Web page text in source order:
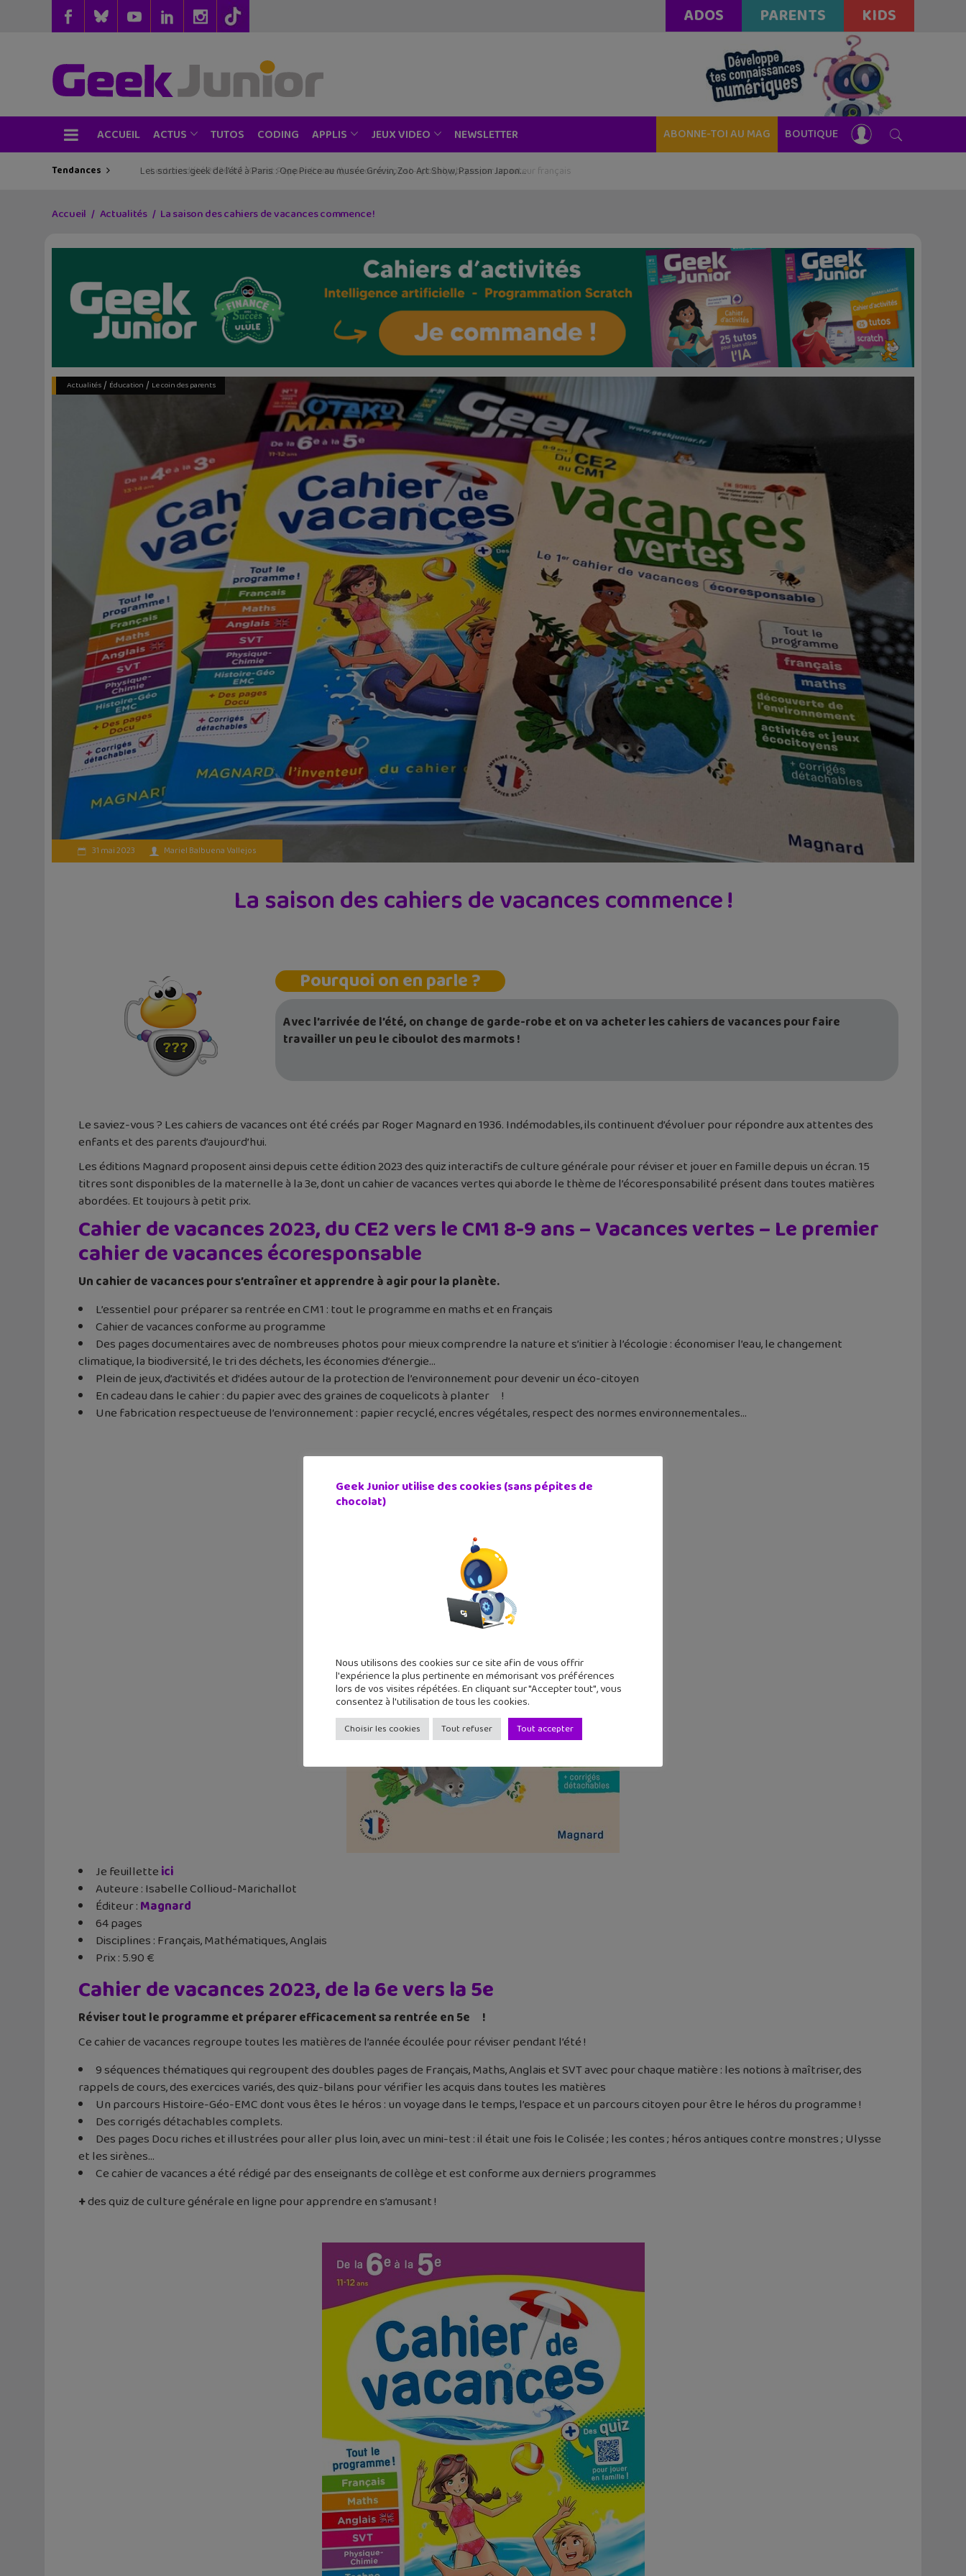
ADOS PARENTS KIDS
ACCUEIL ACTUS TUTOS CODING APPLIS JEUX VIDEO NEWSLETTER ABONNE-TOI AU MAG BOUTIQUE
Tendances Les sorties geek de l’été à Paris : One Piece au musée Grévin, Zoo Art Show, Passion Japon…
Accueil Actualités La saison des cahiers de vacances commence !
Actualités/ Éducation / Le coin des parents
31 mai 2023 Mariel Balbuena Vallejos
La saison des cahiers de vacances commence !
Pourquoi on en parle ?
Avec l’arrivée de l’été, on change de garde-robe et on va acheter les cahiers de vacances pour faire
travailler un peu le ciboulot des marmots !
Le saviez-vous ? Les cahiers de vacances ont été créés par Roger Magnard en 1936. Indémodables, ils continuent d’évoluer pour répondre aux attentes des
enfants et des parents d’aujourd’hui.
Les éditions Magnard proposent ainsi depuis cette édition 2023 des quiz interactifs de culture générale pour réviser et jouer en famille depuis un écran. 15
titres sont disponibles de la maternelle à la 3e, dont un cahier de vacances vertes qui aborde le thème de l’écoresponsabilité présent dans toutes matières
abordées. Et toujours à petit prix.
Cahier de vacances 2023, du CE2 vers le CM1 8-9 ans – Vacances vertes – Le premier
cahier de vacances écoresponsable
Un cahier de vacances pour s’entraîner et apprendre à agir pour la planète.
L’essentiel pour préparer sa rentrée en CM1 : tout le programme en maths et en français
Cahier de vacances conforme au programme
Des pages documentaires avec de nombreuses photos pour mieux comprendre la nature et s’initier à l’écologie : économiser l’eau, le changement
climatique, la biodiversité, le tri des déchets, les économies d’énergie…
Plein de jeux, d’activités et d’idées autour de la protection de l’environnement pour devenir un éco-citoyen
En cadeau dans le cahier : du papier avec des graines de coquelicots à planter !
Une fabrication respectueuse de l’environnement : papier recyclé, encres végétales, respect des normes environnementales…
Je feuilletteici
Auteure : Isabelle Collioud-Marichallot
Éditeur :Magnard
64 pages
Disciplines : Français, Mathématiques, Anglais
Prix : 5.90 €
Cahier de vacances 2023, de la 6e vers la 5e
Réviser tout le programme et préparer efficacement sa rentrée en 5e !
Ce cahier de vacances regroupe toutes les matières de l’année écoulée pour réviser pendant l’été !
9 séquences thématiques qui regroupent des doubles pages de Français, Maths, Anglais et SVT avec pour chaque matière : les notions à maîtriser, des
rappels de cours, des exercices variés, des quiz-bilans pour vérifier les acquis dans toutes les matières
Un parcours Histoire-Géo-EMC dont vous êtes le héros : un voyage dans le temps, l’espace et un parcours citoyen pour être le héros du programme !
Des corrigés détachables complets.
Des pages Docu riches et illustrées pour aller plus loin, avec un mini-test : il était une fois le Colisée ; les contes ; héros antiques contre monstres ; Ulysse
et les sirènes…
Ce cahier de vacances a été rédigé par des enseignants de collège et est conforme aux derniers programmes
+des quiz de culture générale en ligne pour apprendre en s’amusant !
Geek Junior utilise des cookies (sans pépites de
chocolat)
Nous utilisons des cookies sur ce site afin de vous offrir
l'expérience la plus pertinente en mémorisant vos préférences
lors de vos visites répétées. En cliquant sur "Accepter tout", vous
consentez à l'utilisation de tous les cookies.
Choisir les cookies Tout refuser Tout accepter